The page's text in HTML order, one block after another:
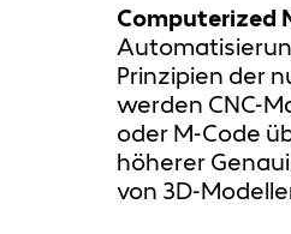
Computerized
Prinzipien der
werden CNC-
oder M-Code
höherer
von 3D-